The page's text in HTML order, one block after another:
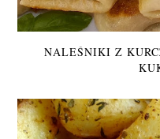
NALEŚNIKI Z